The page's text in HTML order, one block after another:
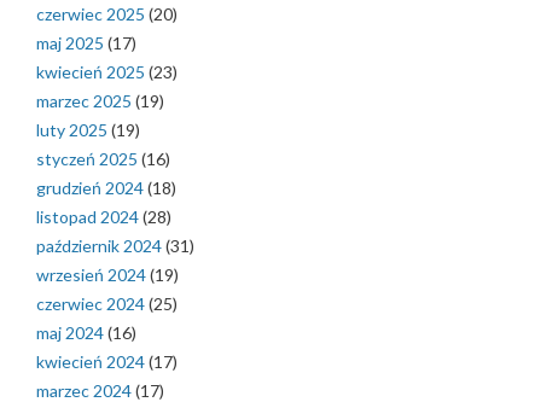
czerwiec 2025 (20)
maj 2025 (17)
kwiecień 2025 (23)
marzec 2025 (19)
luty 2025 (19)
styczeń 2025 (16)
grudzień 2024(18)
listopad 2024(28)
październik 2024(31)
wrzesień 2024(19)
czerwiec 2024(25)
maj 2024(16)
kwiecień 2024(17)
marzec 2024(17)